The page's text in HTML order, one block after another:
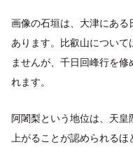
画像の石垣は、大津にあ
あります。比叡山につい
ませんが、千日回峰行を
れます。
阿闍梨という地位は、天
上がることが認められる